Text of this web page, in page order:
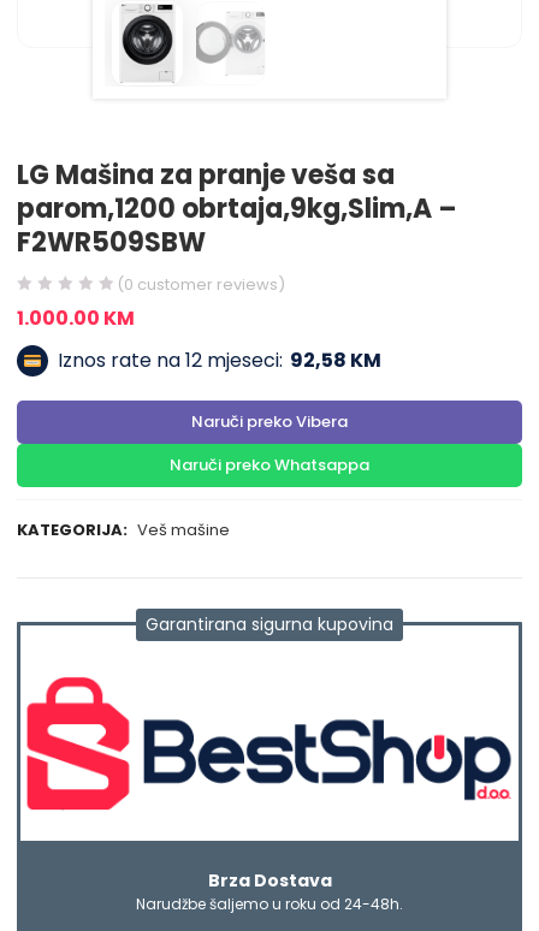
LG Mašina za pranje veša sa
parom,1200 obrtaja,9kg,Slim,A –
F2WR509SBW
(0 customer reviews)
1.000.00 KM
Iznos rate na 12 mjeseci: 92,58 KM
Naruči preko Vibera
Naruči preko Whatsappa
KATEGORIJA: Veš mašine
Garantirana sigurna kupovina
Brza Dostava
Narudžbe šaljemo u roku od 24-48h.